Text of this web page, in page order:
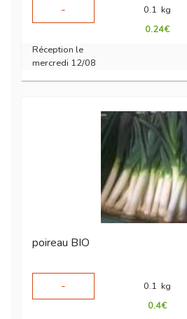
-
0.1 kg
0.24€
Réception le
mercredi 12/08
poireau BIO
-
0.1 kg
0.4€